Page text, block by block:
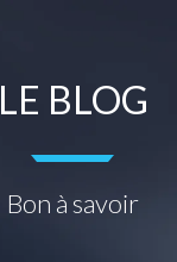
LE BLOG
Bon à savoir